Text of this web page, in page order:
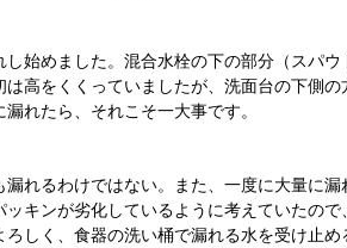
始めました。混合水栓の下の部分（スパ
高をくくっていましたが、洗面台の下側
れたら、それこそ一大事です。
れるわけではない。また、一度に大量に漏
キンが劣化しているように考えていたので
しく、食器の洗い桶で漏れる水を受け止